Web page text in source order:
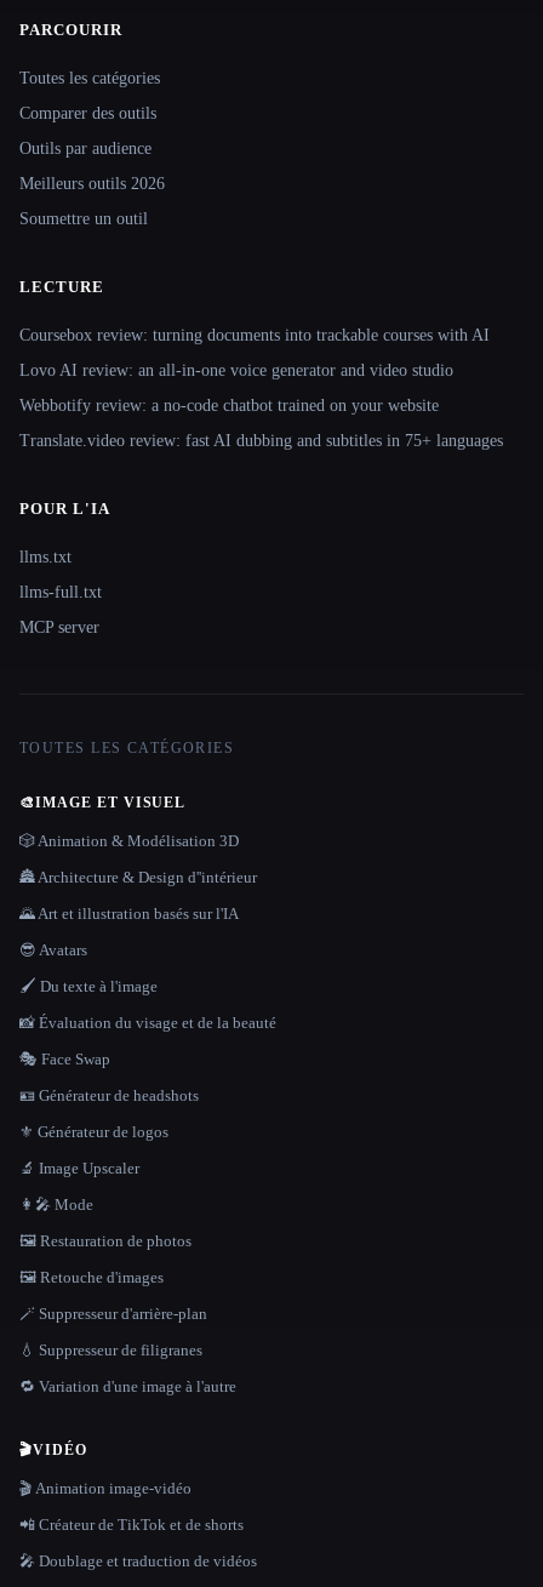
Site navigation
PARCOURIR
Toutes les catégories
Comparer des outils
Outils par audience
Meilleurs outils 2026
Soumettre un outil
LECTURE
Coursebox review: turning documents into trackable courses with AI
Lovo AI review: an all-in-one voice generator and video studio
Webbotify review: a no-code chatbot trained on your website
Translate.video review: fast AI dubbing and subtitles in 75+ languages
POUR L'IA
llms.txt
llms-full.txt
MCP server
TOUTES LES CATÉGORIES
🎨IMAGE ET VISUEL
🎲 Animation & Modélisation 3D
🏯 Architecture & Design d''intérieur
🌄 Art et illustration basés sur l'IA
😎 Avatars
🖌️ Du texte à l'image
📸 Évaluation du visage et de la beauté
🎭 Face Swap
🪪 Générateur de headshots
⚜️ Générateur de logos
🔬 Image Upscaler
👩‍🎤 Mode
🖼️ Restauration de photos
🖼️ Retouche d'images
🪄 Suppresseur d'arrière-plan
💧 Suppresseur de filigranes
🔁 Variation d'une image à l'autre
🎬VIDÉO
🎬 Animation image-vidéo
📲 Créateur de TikTok et de shorts
🎤 Doublage et traduction de vidéos